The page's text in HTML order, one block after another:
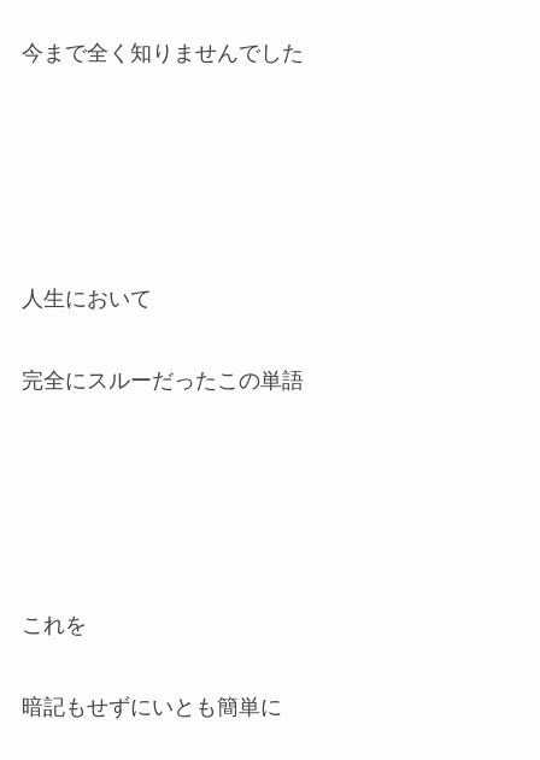
今まで全く知りませんでした
人生において
完全にスルーだったこの単語
これを
暗記もせずにいとも簡単に